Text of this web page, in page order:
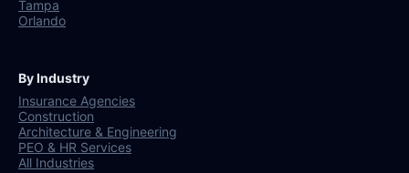
Tampa
Orlando
By Industry
Insurance Agencies
Construction
Architecture & Engineering
PEO & HR Services
All Industries